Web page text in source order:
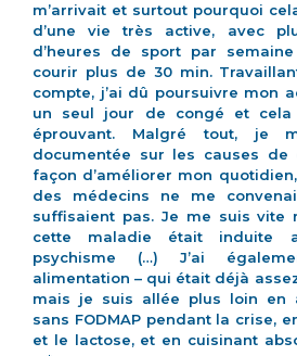
m’arrivait et surtout pourquoi
d’une vie très active, avec
d’heures de sport par
courir plus de 30 min.
compte, j’ai dû poursuivre mon
un seul jour de congé et
éprouvant. Malgré tout, je
documentée sur les causes
façon d’améliorer mon
des médecins ne me
suffisaient pas. Je me suis vite
cette maladie était induite
psychisme (…) J’ai
alimentation – qui était déjà
mais je suis allée plus loin en
sans FODMAP pendant la crise,
et le lactose, et en cuisinant